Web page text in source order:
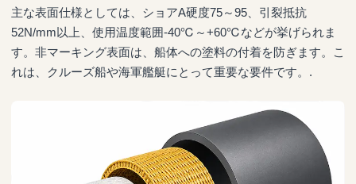
主な表面仕様としては、ショアA硬度75～95、引裂抵抗
52N/mm以上、使用温度範囲-40℃～+60℃などが挙げられま
す。非マーキング表面は、船体への塗料の付着を防ぎます。こ
れは、クルーズ船や海軍艦艇にとって重要な要件です。.